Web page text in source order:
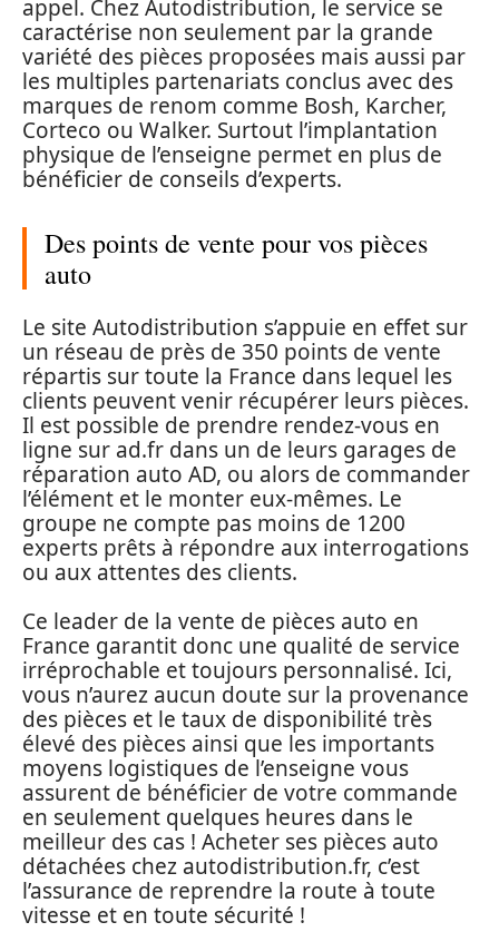
appel. Chez Autodistribution, le service se
caractérise non seulement par la grande
variété des pièces proposées mais aussi par
les multiples partenariats conclus avec des
marques de renom comme Bosh, Karcher,
Corteco ou Walker. Surtout l’implantation
physique de l’enseigne permet en plus de
bénéficier de conseils d’experts.
Des points de vente pour vos pièces
auto
Le site Autodistribution s’appuie en effet sur
un réseau de près de 350 points de vente
répartis sur toute la France dans lequel les
clients peuvent venir récupérer leurs pièces.
Il est possible de prendre rendez-vous en
ligne sur ad.fr dans un de leurs garages de
réparation auto AD, ou alors de commander
l’élément et le monter eux-mêmes. Le
groupe ne compte pas moins de 1200
experts prêts à répondre aux interrogations
ou aux attentes des clients.
Ce leader de la vente de pièces auto en
France garantit donc une qualité de service
irréprochable et toujours personnalisé. Ici,
vous n’aurez aucun doute sur la provenance
des pièces et le taux de disponibilité très
élevé des pièces ainsi que les importants
moyens logistiques de l’enseigne vous
assurent de bénéficier de votre commande
en seulement quelques heures dans le
meilleur des cas ! Acheter ses pièces auto
détachées chez autodistribution.fr, c’est
l’assurance de reprendre la route à toute
vitesse et en toute sécurité !